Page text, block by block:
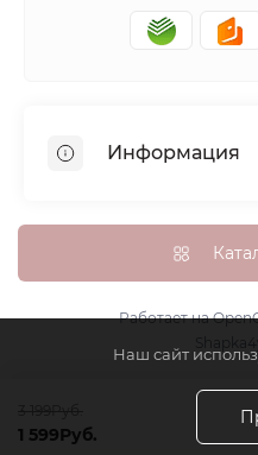
1 599Руб.
Информация
Доставка, оплата и
Гарантия возврата
Политика
Контакты
Производители
Работает на
Наш сайт